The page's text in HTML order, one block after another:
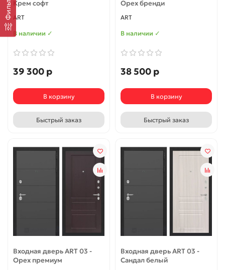
Фильтр Крем софт
ART
В наличии ✓
39 300 р
В корзину
Быстрый заказ
Орех бренди
ART
В наличии ✓
38 500 р
В корзину
Быстрый заказ
Входная дверь ART 03 -
Орех премиум
Входная дверь ART 03 -
Сандал белый